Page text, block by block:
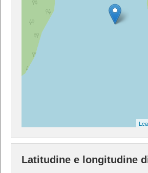
Latitudine e longitudine